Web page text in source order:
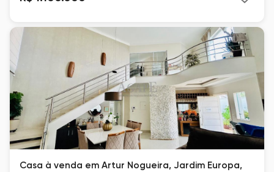
Casa à venda em Artur Nogueira, Jardim Europa,